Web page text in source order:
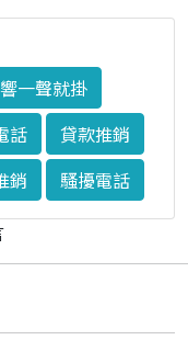
響一聲就掛
話
貸款推銷
銷
騷擾電話